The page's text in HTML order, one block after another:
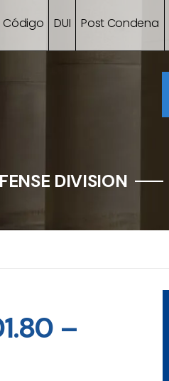
Código DUI Post Condena
DIVISION
–